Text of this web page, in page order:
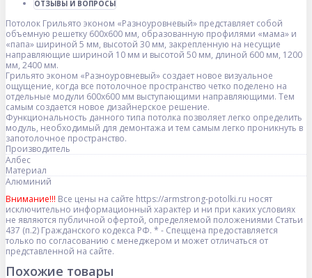
ОТЗЫВЫ И ВОПРОСЫ
Потолок Грильято эконом «Разноуровневый» представляет собой
объемную решетку 600х600 мм, образованную профилями «мама» и
«папа» шириной 5 мм, высотой 30 мм, закрепленную на несущие
направляющие шириной 10 мм и высотой 50 мм, длиной 600 мм, 1200
мм, 2400 мм.
Грильято эконом «Разноуровневый» создает новое визуальное
ощущение, когда все потолочное пространство четко поделено на
отдельные модули 600х600 мм выступающими направляющими. Тем
самым создается новое дизайнерское решение.
Функциональность данного типа потолка позволяет легко определить
модуль, необходимый для демонтажа и тем самым легко проникнуть в
запотолочное пространство.
Производитель
Албес
Материал
Алюминий
Внимание!!! Все цены на сайте https://armstrong-potolki.ru носят
исключительно информационный характер и ни при каких условиях
не являются публичной офертой, определяемой положениями Статьи
437 (п.2) Гражданского кодекса РФ. * - Спеццена предоставляется
только по согласованию с менеджером и может отличаться от
представленной на сайте.
Похожие товары